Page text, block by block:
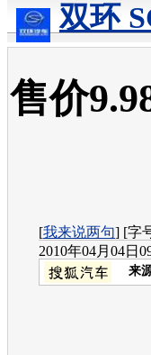
双环
售价
[我来说两句] [字
2010年04月04日
来